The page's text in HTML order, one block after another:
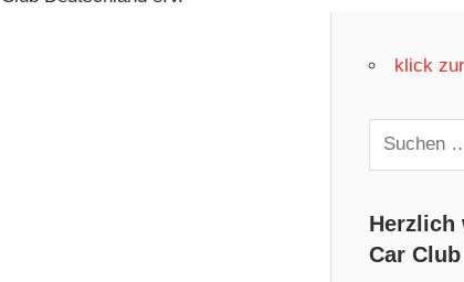
klick
Suchen
nach:
Herzlich
Car